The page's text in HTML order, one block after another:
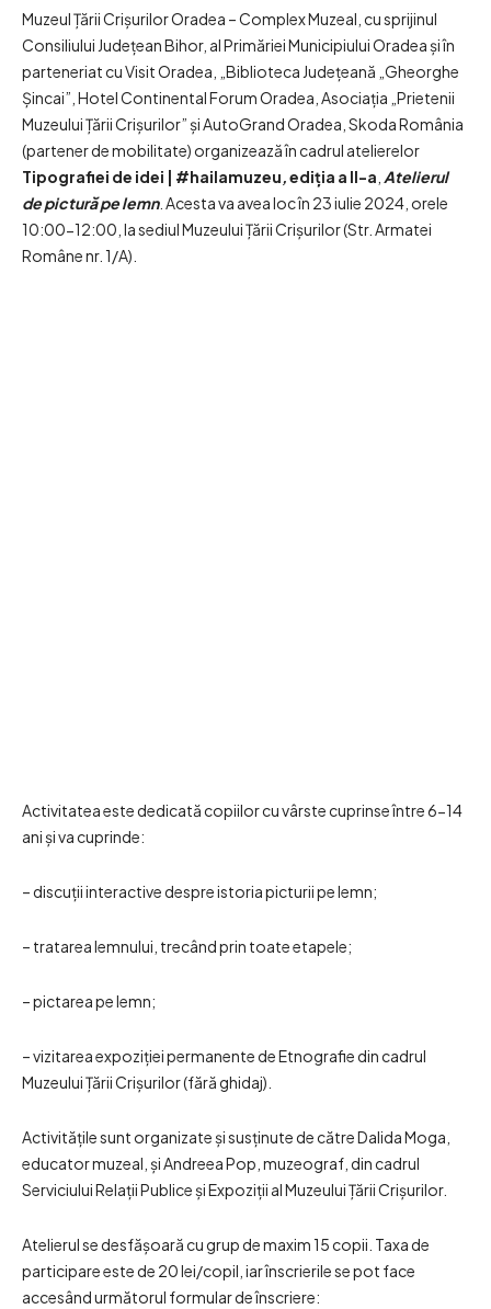
Muzeul Țării Crișurilor Oradea – Complex Muzeal, cu sprijinul
Consiliului Județean Bihor, al Primăriei Municipiului Oradea și în
parteneriat cu Visit Oradea, „Biblioteca Județeană „Gheorghe
Șincai”, Hotel Continental Forum Oradea, Asociația „Prietenii
Muzeului Țării Crișurilor” și AutoGrand Oradea, Skoda România
(partener de mobilitate) organizează în cadrul atelierelor
Tipografiei de idei | #hailamuzeu,ediția a II-a Atelierul
depictură pe lemn. Acesta va avea loc în 23 iulie 2024, orele
10:00-12:00, la sediul Muzeului Țării Crișurilor (Str. Armatei
Române nr. 1/A).
Activitatea este dedicată copiilor cu vârste cuprinse între 6-14
ani și va cuprinde:
– discuții interactive despre istoria picturii pe lemn;
– tratarea lemnului, trecând prin toate etapele;
– pictarea pe lemn;
– vizitarea expoziției permanente de Etnografie din cadrul
Muzeului Țării Crișurilor (fără ghidaj).
Activitățile sunt organizate și susținute de către Dalida Moga,
educator muzeal, și Andreea Pop, muzeograf, din cadrul
Serviciului Relații Publice și Expoziții al Muzeului Țării Crișurilor.
Atelierul se desfășoară cu grup de maxim 15 copii. Taxa de
participare este de 20 lei/copil, iar înscrierile se pot face
accesând următorul formular de înscriere: